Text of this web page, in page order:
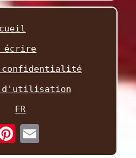
écrire
confidentialité
d'utilisation
FR